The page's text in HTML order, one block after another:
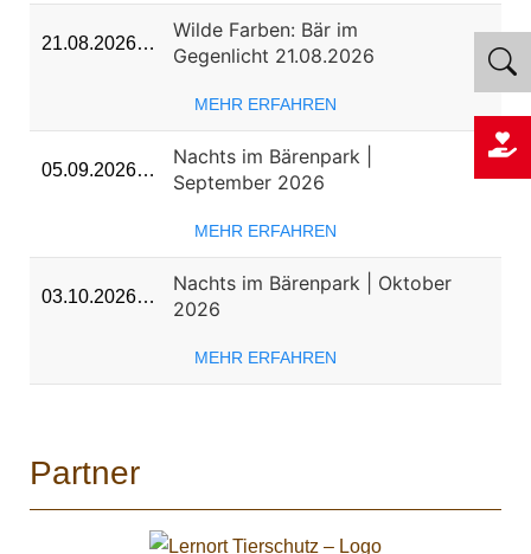
21.08.2026…
Wilde Farben: Bär im
Gegenlicht 21.08.2026
MEHR ERFAHREN
05.09.2026…
Nachts im Bärenpark |
September 2026
MEHR ERFAHREN
03.10.2026…
Nachts im Bärenpark | Oktober
2026
MEHR ERFAHREN
Partner